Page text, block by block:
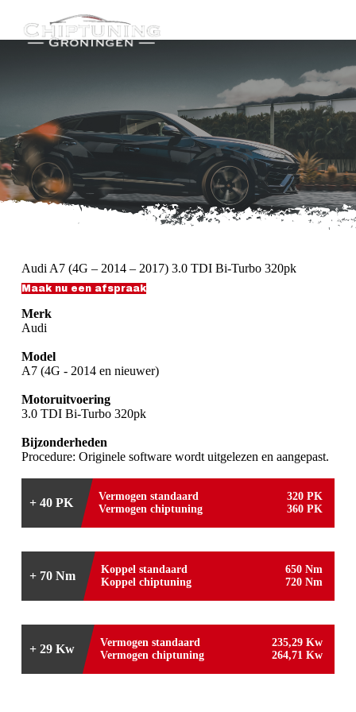
n
i
n
h
u
d
Audi A7 (4G – 2014 – 2017) 3.0 TDI Bi-Turbo 320pk
Maak nu een afspraak
Merk
Audi
Model
A7 (4G - 2014 en nieuwer)
Motoruitvoering
3.0 TDI Bi-Turbo 320pk
Bijzonderheden
Procedure: Originele software wordt uitgelezen en aangepast.
+ 40 PK Vermogen standaard
320 PK
Vermogen chiptuning
360 PK
+ 70 Nm Koppel standaard
650 Nm
Koppel chiptuning
720 Nm
+ 29 Kw Vermogen standaard
235,29 Kw
Vermogen chiptuning
264,71 Kw